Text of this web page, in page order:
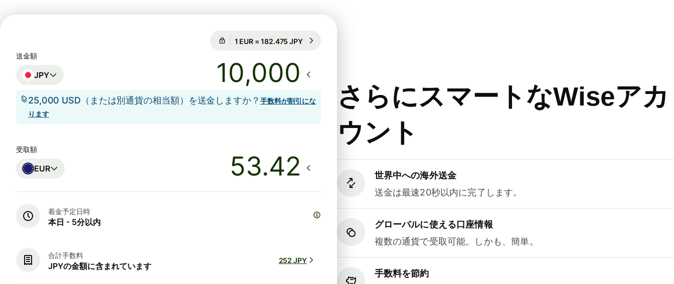
さらにスマートなWiseアカ
ウント
世界中への海外送金
送金は最速20秒以内に完了します。
グローバルに使える口座情報
複数の通貨で受取可能。しかも、簡単。
手数料を節約
71時間のレート保証
送金額
JPY
25,000 USD（または別通貨の相当額）を送金しますか？ 手数料が割引にな
ります
受取額
EUR
着金予定日時
本日 - 5分以内
合計手数料
JPYの金額に含まれています
252 JPY